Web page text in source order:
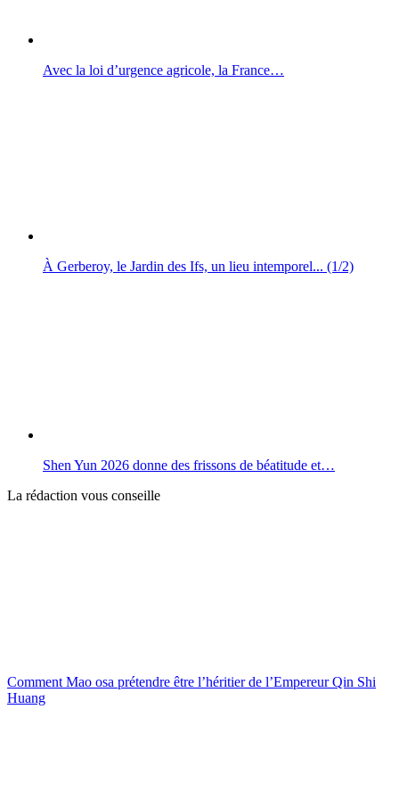
Avec la loi d’urgence agricole, la France…
À Gerberoy, le Jardin des Ifs, un lieu intemporel... (1/2)
Shen Yun 2026 donne des frissons de béatitude et…
La rédaction vous conseille
Comment Mao osa prétendre être l’héritier de l’Empereur Qin Shi
Huang